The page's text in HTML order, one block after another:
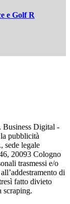
e Golf R
Digital -
pubblicità
sede legale
20093 Cologno
trasmessi e/o
di
fatto divieto
scraping.